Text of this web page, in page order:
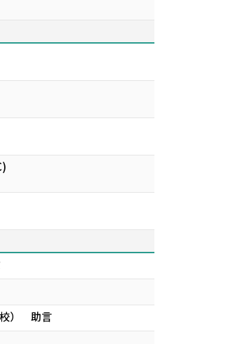
校） 助言